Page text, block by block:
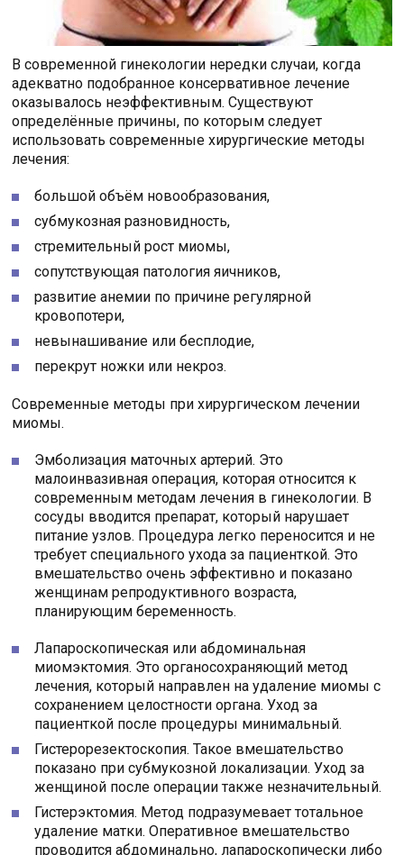
В современной гинекологии нередки случаи, когда
адекватно подобранное консервативное лечение
оказывалось неэффективным. Существуют
определённые причины, по которым следует
использовать современные хирургические методы
лечения:
большой объём новообразования,
субмукозная разновидность,
стремительный рост миомы,
сопутствующая патология яичников,
развитие анемии по причине регулярной
кровопотери,
невынашивание или бесплодие,
перекрут ножки или некроз.
Современные методы при хирургическом лечении
миомы.
Эмболизация маточных артерий. Это
малоинвазивная операция, которая относится к
современным методам лечения в гинекологии. В
сосуды вводится препарат, который нарушает
питание узлов. Процедура легко переносится и не
требует специального ухода за пациенткой. Это
вмешательство очень эффективно и показано
женщинам репродуктивного возраста,
планирующим беременность.
Лапароскопическая или абдоминальная
миомэктомия. Это органосохраняющий метод
лечения, который направлен на удаление миомы с
сохранением целостности органа. Уход за
пациенткой после процедуры минимальный.
Гистерорезектоскопия. Такое вмешательство
показано при субмукозной локализации. Уход за
женщиной после операции также незначительный.
Гистерэктомия. Метод подразумевает тотальное
удаление матки. Оперативное вмешательство
проводится абдоминально, лапароскопически либо